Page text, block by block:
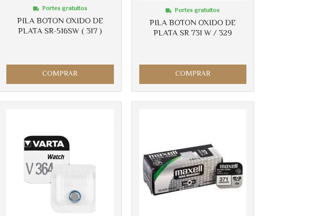
PILA BOTON OXIDO DE
PLATA SR-516SW ( 317 )
Portes gratuitos
COMPRAR
PILA BOTON OXIDO DE
PLATA SR 731 W / 329
Portes gratuitos
COMPRAR